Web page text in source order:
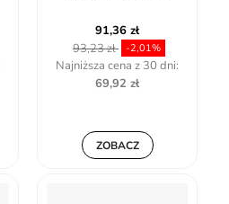
91,36 zł
93,23 zł -2,01%
Najniższa cena z 30 dni:
69,92 zł
ZOBACZ